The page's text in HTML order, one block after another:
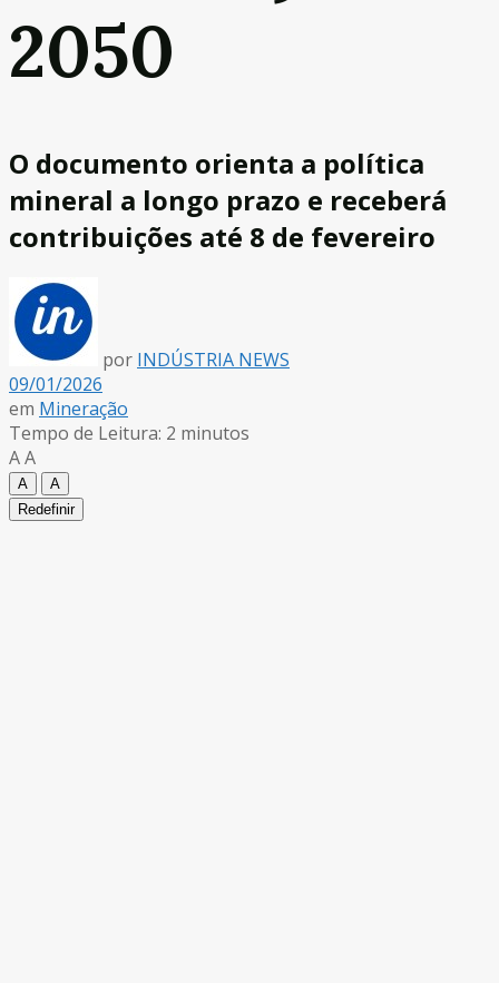
2050
O documento orienta a política
mineral a longo prazo e receberá
contribuições até 8 de fevereiro
por INDÚSTRIA NEWS
09/01/2026
em Mineração
Tempo de Leitura: 2 minutos
AA
A
A
Redefinir